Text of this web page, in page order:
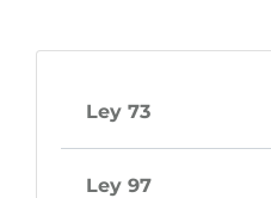
Ley 73
Ley 97